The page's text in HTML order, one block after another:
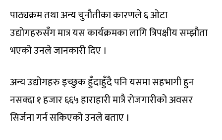
पाठ्यक्रम तथा अन्य चुनौतीका कारणले ६ ओटा
उद्योगहरुसँग मात्र यस कार्यक्रमका लागि त्रिपक्षीय सम्झौता
भएको उनले जानकारी दिए ।
अन्य उद्योगहरु इच्छुक हुँदाहुँदै पनि यसमा सहभागी हुन
नसक्दा १ हजार ६६५ हाराहारी मात्रै रोजगारीको अवसर
सिर्जना गर्न सकिएको उनले बताए ।